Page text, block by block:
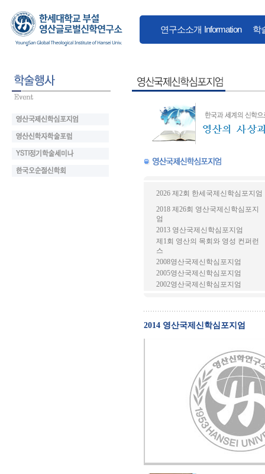
연구소소개 Information 학
2026 제2회 한세국제신학심포지엄
2018 제26회 영산국제신학심포지
엄
2013 영산국제신학심포지엄
제1회 영산의 목회와 영성 컨퍼런
스
2008영산국제신학심포지엄
2005영산국제신학심포지엄
2002영산국제신학심포지엄
2014 영산국제신학심포지엄